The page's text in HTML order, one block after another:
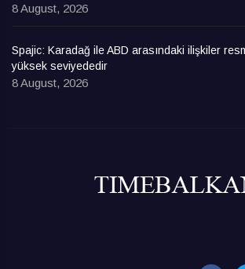
8 August, 2026
Spajic: Karadağ ile ABD arasındaki ilişkiler
yüksek seviyededir
8 August, 2026